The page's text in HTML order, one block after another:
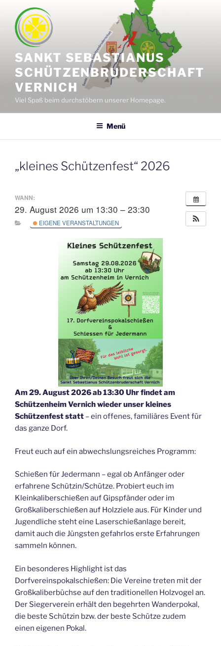
Inhalt
springen
SANKT SEBASTIANUS
SCHÜTZENBRUDERSCHAFT
VERNICH
Viel Spaß beim durchstöbern unserer Homepage.
Menü
„kleines Schützenfest“ 2026
WANN:
29. August 2026 um 13:30 – 23:30
EIGENE VERANSTALTUNGEN
Am 29. August 2026 ab 13:30 Uhr findet am
Schützenheim Vernich wieder unser kleines
Schützenfest statt – ein offenes, familiäres Event für
das ganze Dorf.
Freut euch auf ein abwechslungsreiches Programm:
Schießen für Jedermann – egal ob Anfänger oder
erfahrene Schützin/Schütze. Probiert euch im
Kleinkaliberschießen auf Gipspfänder oder im
Großkaliberschießen auf Holzziele aus. Für Kinder und
Jugendliche steht eine Laserschießanlage bereit,
damit auch die Jüngsten gefahrlos erste Erfahrungen
sammeln können.
Ein besonderes Highlight ist das
Dorfvereinspokalschießen: Die Vereine treten mit der
Großkaliberbüchse auf den traditionellen Holzvogel an.
Der Siegerverein erhält den begehrten Wanderpokal,
die beste Schützin bzw. der beste Schütze zudem
einen eigenen Pokal.